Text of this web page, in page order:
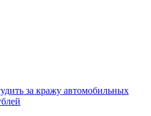
за кражу автомобильных